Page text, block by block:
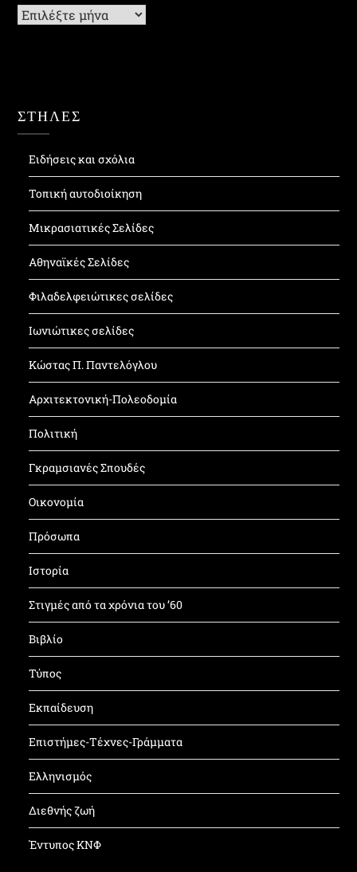
Ιστορικό
ΣΤΗΛΕΣ
Ειδήσεις και σχόλια
Τοπική αυτοδιοίκηση
Μικρασιατικές Σελίδες
Αθηναϊκές Σελίδες
Φιλαδελφειώτικες σελίδες
Ιωνιώτικες σελίδες
Κώστας Π. Παντελόγλου
Αρχιτεκτονική-Πολεοδομία
Πολιτική
Γκραμσιανές Σπουδές
Οικονομία
Πρόσωπα
Ιστορία
Στιγμές από τα χρόνια του ’60
Βιβλίο
Τύπος
Εκπαίδευση
Επιστήμες-Τέχνες-Γράμματα
Ελληνισμός
Διεθνής ζωή
Έντυπος ΚΝΦ